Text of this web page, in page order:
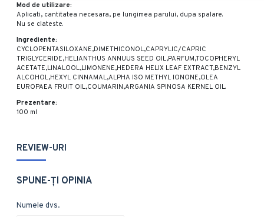
Mod de utilizare:
Aplicati, cantitatea necesara, pe lungimea parului, dupa spalare.
Nu se clateste.
Ingrediente:
CYCLOPENTASILOXANE,DIMETHICONOL,CAPRYLIC/CAPRIC
TRIGLYCERIDE,HELIANTHUS ANNUUS SEED OIL,PARFUM,TOCOPHERYL
ACETATE,LINALOOL,LIMONENE,HEDERA HELIX LEAF EXTRACT,BENZYL
ALCOHOL,HEXYL CINNAMAL,ALPHA ISO METHYL IONONE,OLEA
EUROPAEA FRUIT OIL,COUMARIN,ARGANIA SPINOSA KERNEL OIL.
Prezentare:
100 ml
REVIEW-URI
SPUNE-ŢI OPINIA
Numele dvs.